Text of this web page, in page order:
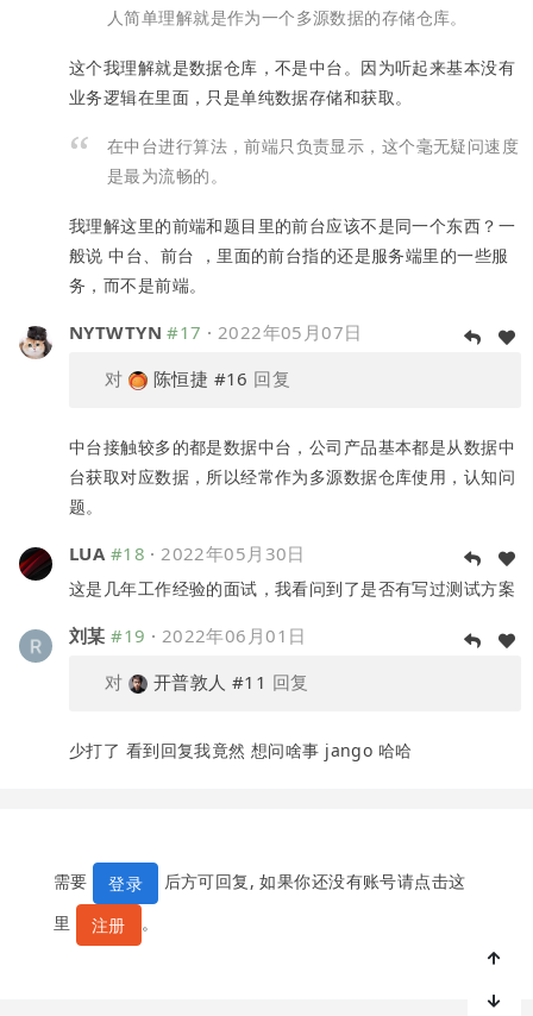
人简单理解就是作为一个多源数据的存储仓库。
这个我理解就是数据仓库，不是中台。因为听起来基本没有
业务逻辑在里面，只是单纯数据存储和获取。
在中台进行算法，前端只负责显示，这个毫无疑问速度
是最为流畅的。
我理解这里的前端和题目里的前台应该不是同一个东西？一
般说 中台、前台 ，里面的前台指的还是服务端里的一些服
务，而不是前端。
NYTWTYN #17 · 2022年05月07日
对
陈恒捷 #16 回复
中台接触较多的都是数据中台，公司产品基本都是从数据中
台获取对应数据，所以经常作为多源数据仓库使用，认知问
题。
LUA #18 ·2022年05月30日
这是几年工作经验的面试，我看问到了是否有写过测试方案
刘某 #19 · 2022年06月01日
对
开普敦人 #11 回复
少打了 看到回复我竟然 想问啥事 jango 哈哈
需要 登录
后方可回复, 如果你还没有账号请点击这
里
注册 。